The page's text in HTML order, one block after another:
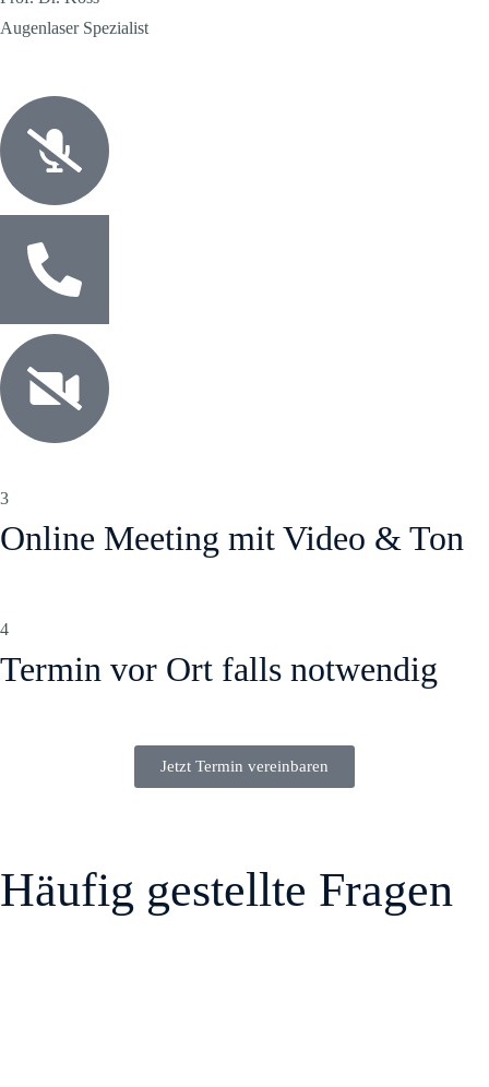
Augenlaser Spezialist
3
Online Meeting mit Video & Ton
4
Termin vor Ort falls notwendig
Jetzt Termin vereinbaren
Häufig gestellte Fragen